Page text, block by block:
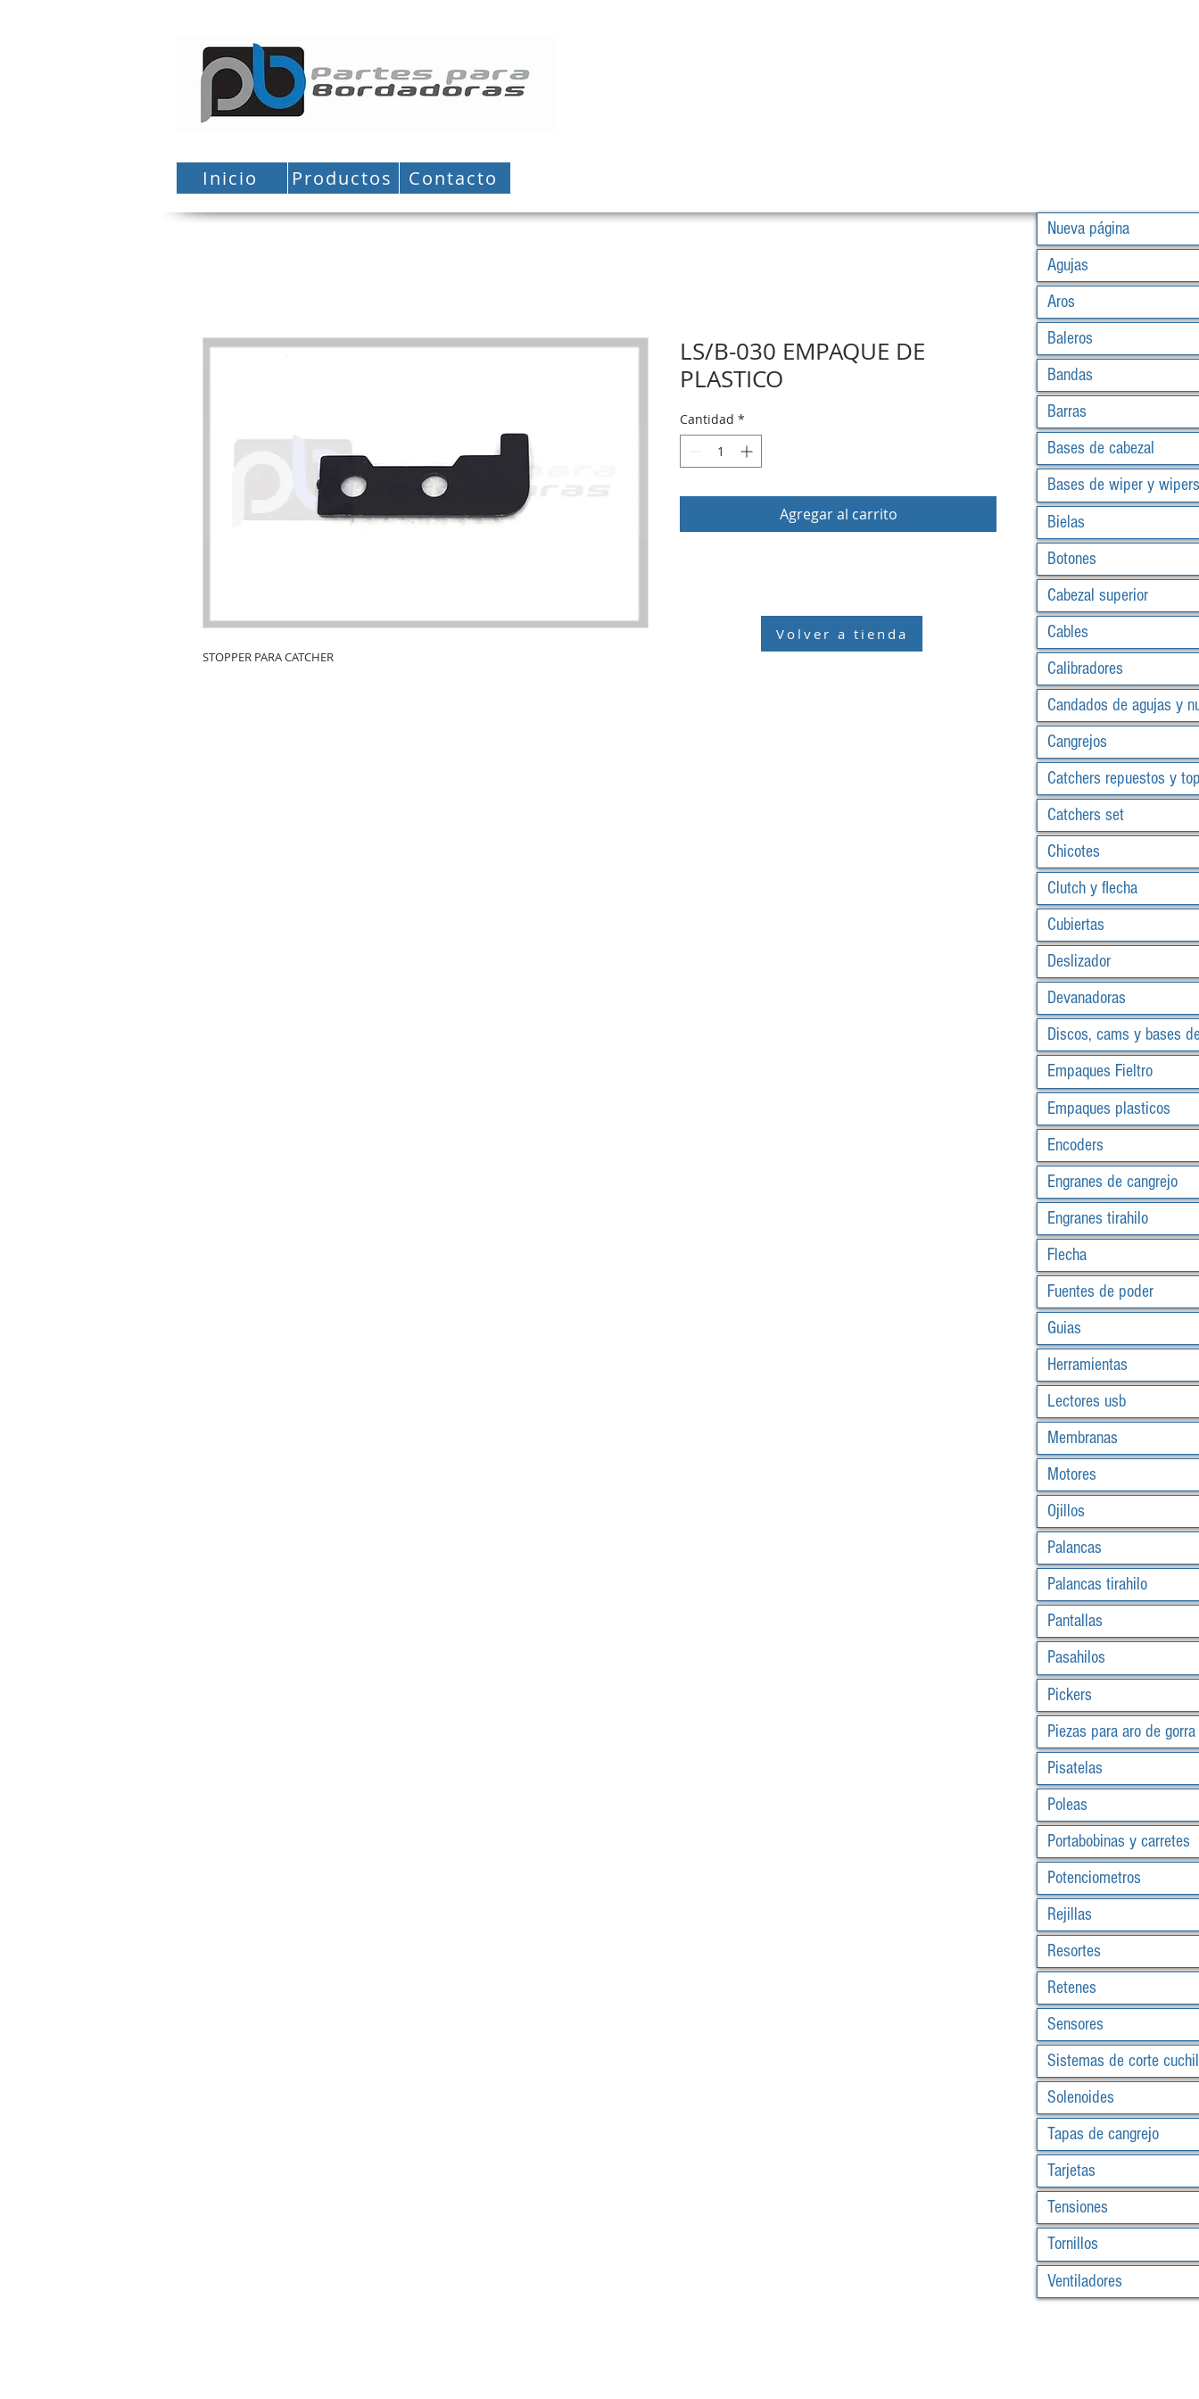
Inicio Productos Contacto
STOPPER PARA CATCHER
LS/B-030 EMPAQUE DE
PLASTICO
Cantidad *
Agregar al carrito
Volver a tienda
Nueva página
Agujas
Aros
Baleros
Bandas
Barras
Bases de cabezal
Bases de wiper y wipers
Bielas
Botones
Cabezal superior
Cables
Calibradores
Candados de agujas y
Cangrejos
Catchers repuestos y
Catchers set
Chicotes
Clutch y flecha
Cubiertas
Deslizador
Devanadoras
Discos, cams y bases
Empaques Fieltro
Empaques plasticos
Encoders
Engranes de cangrejo
Engranes tirahilo
Flecha
Fuentes de poder
Guias
Herramientas
Lectores usb
Membranas
Motores
Ojillos
Palancas
Palancas tirahilo
Pantallas
Pasahilos
Pickers
Piezas para aro de gorra
Pisatelas
Poleas
Portabobinas y carretes
Potenciometros
Rejillas
Resortes
Retenes
Sensores
Sistemas de corte
Solenoides
Tapas de cangrejo
Tarjetas
Tensiones
Tornillos
Ventiladores